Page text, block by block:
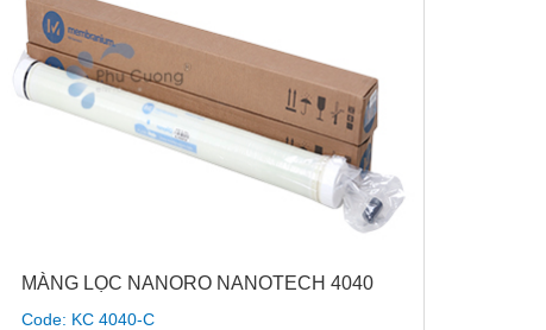
MÀNG LỌC NANORO NANOTECH 4040
Code: KC 4040-C